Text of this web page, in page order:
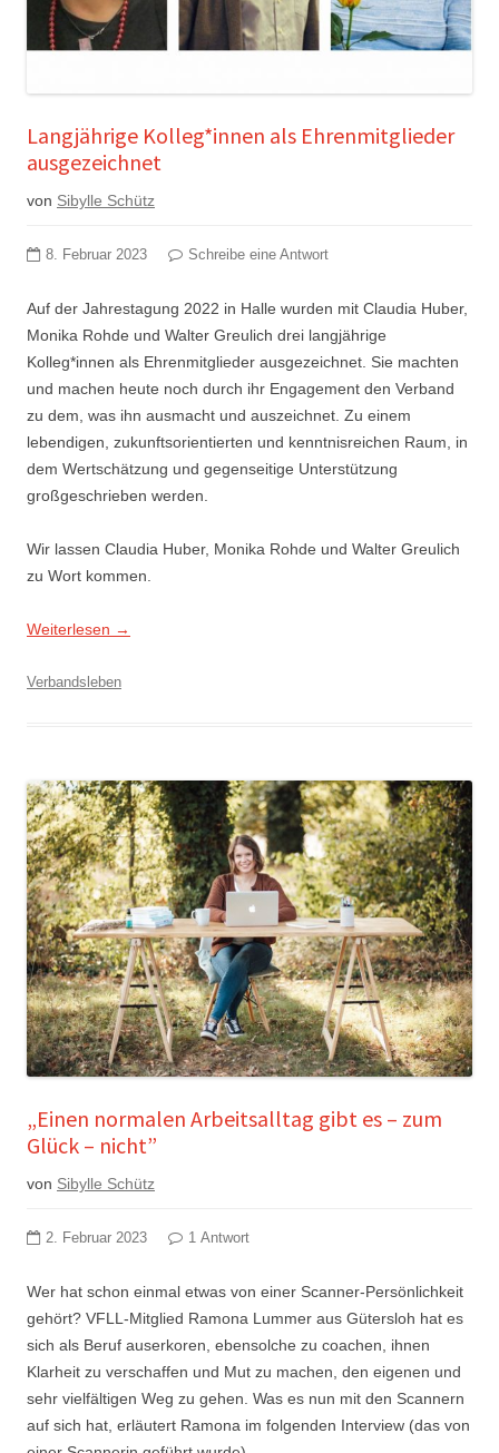
Langjährige Kolleg*innen als Ehrenmitglieder
ausgezeichnet
von Sibylle Schütz
8. Februar 2023 Schreibe eine Antwort
Auf der Jahrestagung 2022 in Halle wurden mit Claudia Huber,
Monika Rohde und Walter Greulich drei langjährige
Kolleg*innen als Ehrenmitglieder ausgezeichnet. Sie machten
und machen heute noch durch ihr Engagement den Verband
zu dem, was ihn ausmacht und auszeichnet. Zu einem
lebendigen, zukunftsorientierten und kenntnisreichen Raum, in
dem Wertschätzung und gegenseitige Unterstützung
großgeschrieben werden.
Wir lassen Claudia Huber, Monika Rohde und Walter Greulich
zu Wort kommen.
Weiterlesen →
Verbandsleben
„Einen normalen Arbeitsalltag gibt es – zum
Glück – nicht”
von Sibylle Schütz
2. Februar 2023 1 Antwort
Wer hat schon einmal etwas von einer Scanner-Persönlichkeit
gehört? VFLL-Mitglied Ramona Lummer aus Gütersloh hat es
sich als Beruf auserkoren, ebensolche zu coachen, ihnen
Klarheit zu verschaffen und Mut zu machen, den eigenen und
sehr vielfältigen Weg zu gehen. Was es nun mit den Scannern
auf sich hat, erläutert Ramona im folgenden Interview (das von